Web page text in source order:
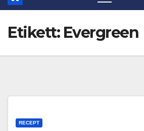
Etikett: Evergreen
RECEPT